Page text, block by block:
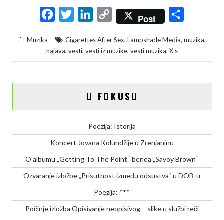
c
e
k
i
t
n
k
n
C
p
y
k
Post
a
r
Muzika Cigarettes After Sex, Lampshade Media, muzika,
najava, vesti, vesti iz muzike, vesti muzika, X s
U FOKUSU
Poezija: Istorija
Koncert Jovana Kolundžije u Zrenjaninu
O albumu „Getting To The Point“ benda „Savoy Brown“
Ozvaranje izložbe „Prisutnost između odsustva“ u DOB-u
Poezija: ***
Počinje izložba Opisivanje neopisivog – slike u službi reči